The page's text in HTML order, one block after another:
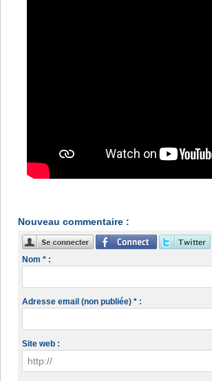
Nouveau commentaire :
Nom * :
Adresse email (non publiée) * :
Site web :